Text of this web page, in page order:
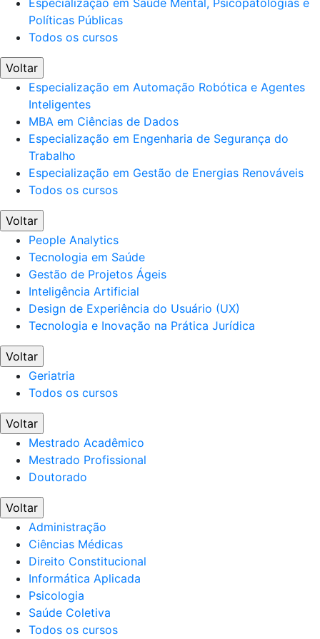
Especialização em Saúde Mental, Psicopatologias e
Políticas Públicas
Todos os cursos
Voltar
Especialização em Automação Robótica e Agentes
Inteligentes
MBA em Ciências de Dados
Especialização em Engenharia de Segurança do
Trabalho
Especialização em Gestão de Energias Renováveis
Todos os cursos
Voltar
People Analytics
Tecnologia em Saúde
Gestão de Projetos Ágeis
Inteligência Artificial
Design de Experiência do Usuário (UX)
Tecnologia e Inovação na Prática Jurídica
Voltar
Geriatria
Todos os cursos
Voltar
Mestrado Acadêmico
Mestrado Profissional
Doutorado
Voltar
Administração
Ciências Médicas
Direito Constitucional
Informática Aplicada
Psicologia
Saúde Coletiva
Todos os cursos